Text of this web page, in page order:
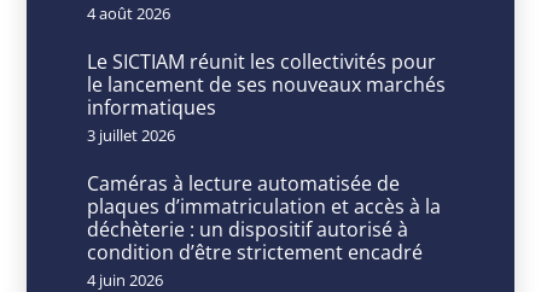
des
Élus
intelligence
artificielle,
souveraineté
4 août 2026
Le SICTIAM réunit les collectivités pour
le lancement de ses nouveaux marchés
informatiques
3 juillet 2026
Caméras à lecture automatisée de
plaques d’immatriculation et accès à la
déchèterie : un dispositif autorisé à
condition d’être strictement encadré
4 juin 2026